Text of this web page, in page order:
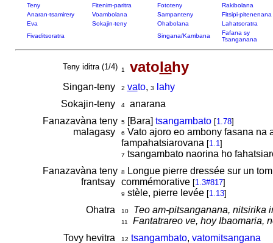
Teny Fitenim-paritra Fototeny
Rakibolana
Anaran-tsamirery
Voambolana Sampanteny
Fitsipi-pitenenana
Eva
Sokajin-teny Ohabolana
Lahatsoratra
Fivaditsoratra
Singana/Kambana
Fafana sy
Tsanganana
Teny iditra (1/4) 1 vatolahy
Singan-teny 2 vato, 3
lahy
Sokajin-teny
4anarana
Fanazavàna teny
malagasy
5[Bara] tsangambato [1.78]
6 Vato ajoro eo ambony fasana na
fampahatsiarovana [1.1]
7 tsangambato naorina ho
Fanazavàna teny
frantsay
8
Longue pierre dressée sur un
commémorative [1.3#817]
9 stèle, pierre levée [1.13]
Ohatra 10 Teo am-pitsanganana, nitsirika
11
Fantatrareo ve, hoy Ibaomaria,
Tovy hevitra
12 tsangambato, vatomitsangana